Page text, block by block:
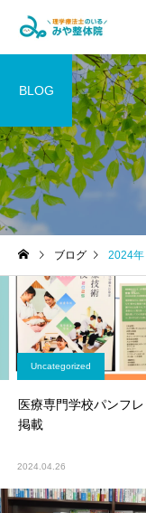
腰痛・ヘ
パーソナ
グ&
BLOG
ブログ 2024年
Uncategorized
医療専門学校パンフ
掲載
2024.04.26